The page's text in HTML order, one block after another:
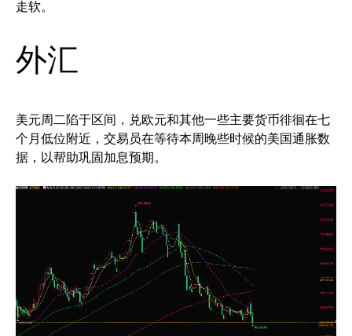
走软。
外汇
美元周二陷于区间，兑欧元和其他一些主要货币徘徊在七
个月低位附近，交易员在等待本周晚些时候的美国通胀数
据，以帮助巩固加息预期。